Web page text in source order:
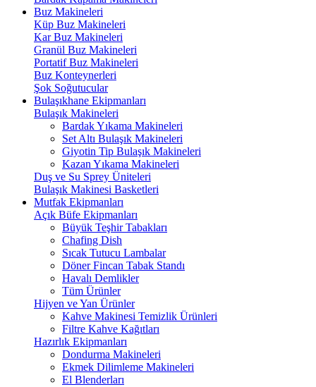
Buz Makineleri
Küp Buz Makineleri
Kar Buz Makineleri
Granül Buz Makineleri
Portatif Buz Makineleri
Buz Konteynerleri
Şok Soğutucular
Bulaşıkhane Ekipmanları
Bulaşık Makineleri
Bardak Yıkama Makineleri
Set Altı Bulaşık Makineleri
Giyotin Tip Bulaşık Makineleri
Kazan Yıkama Makineleri
Duş ve Su Sprey Üniteleri
Bulaşık Makinesi Basketleri
Mutfak Ekipmanları
Açık Büfe Ekipmanları
Büyük Teşhir Tabakları
Chafing Dish
Sıcak Tutucu Lambalar
Döner Fincan Tabak Standı
Havalı Demlikler
Tüm Ürünler
Hijyen ve Yan Ürünler
Kahve Makinesi Temizlik Ürünleri
Filtre Kahve Kağıtları
Hazırlık Ekipmanları
Dondurma Makineleri
Ekmek Dilimleme Makineleri
El Blenderları